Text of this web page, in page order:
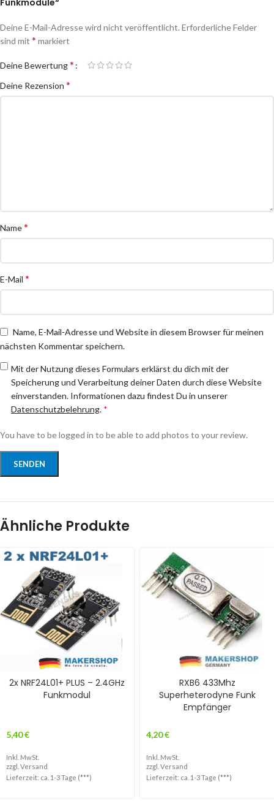
Funkmodule“
Deine E-Mail-Adresse wird nicht veröffentlicht. Erforderliche Felder
sind mit * markiert
Deine Bewertung*
Deine Rezension *
Name*
E-Mail *
Name, E-Mail-Adresse und Website in diesem Browser für meinen
nächsten Kommentar speichern.
Mit der Nutzung dieses Formulars erklärst du dich mit der
Speicherung und Verarbeitung deiner Daten durch diese Website
einverstanden. Informationen dazu findest Du in unserer
Datenschutzbelehrung. *
You have to be logged in to be able to add photos to your review.
Ähnliche Produkte
2x NRF24L01+ PLUS – 2.4GHz
Funkmodul
5,40€
Inkl. MwSt.
zzgl. Versand
Lieferzeit: ca. 1-3 Tage (***)
RXB6 433Mhz
Superheterodyne Funk
Empfänger
4,20€
Inkl. MwSt.
zzgl. Versand
Lieferzeit: ca. 1-3 Tage (***)